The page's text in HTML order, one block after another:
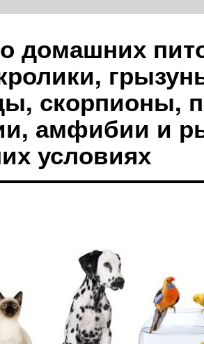
домашних
скорпионы,
амфибии и
условиях